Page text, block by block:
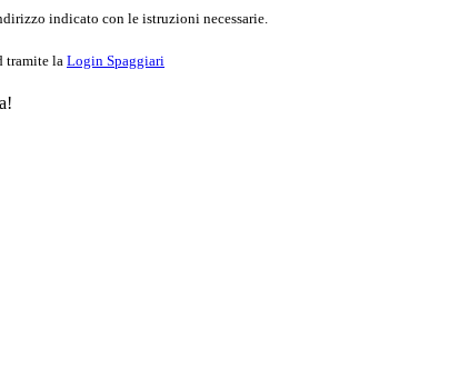
indicato con le istruzioni necessarie.
tramite la Login Spaggiari